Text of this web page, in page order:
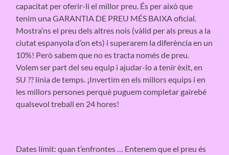
capacitat per oferir-li el millor preu. És per això que
tenim una GARANTIA DE PREU MÉS BAIXA oficial.
Mostra’ns el preu dels altres nois (vàlid per als preus a la
ciutat espanyola d’on ets) i superarem la diferència en un
10%! Però sabem que no es tracta només de preu.
Volem ser part del seu equip i ajudar-lo a tenir èxit, en
SU ​​?? línia de temps. ¡Invertim en els millors equips i en
les millors persones perquè puguem completar gairebé
qualsevol treball en 24 hores!
Dates límit: quan t’enfrontes … Entenem que el preu és